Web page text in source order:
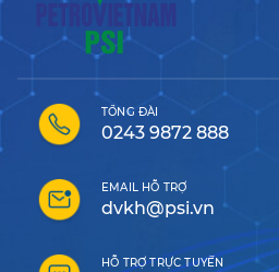
TỔNG ĐÀI
0243 9872 888
EMAIL HỖ TRỢ
dvkh@psi.vn
HỖ TRỢ TRỰC TUYẾN